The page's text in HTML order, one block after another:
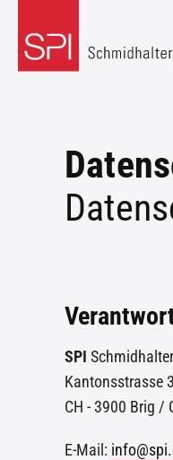
SPI
Kantonsstrasse
CH - 3900 Brig /
E-Mail: